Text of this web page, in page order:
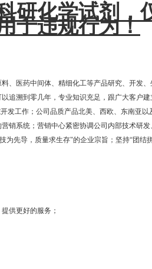
研化学试剂，
于违规行为！
、医药中间体、精细化工等产品研究、开发
追溯到零几年，专业知识充足，跟广大客户
发工作；公司品质产品北美、西欧、东南亚以
销系统；营销中心紧密协调公司内部技术研
为先导，质量求生存"的企业宗旨；坚持“团结
供更好的服务；